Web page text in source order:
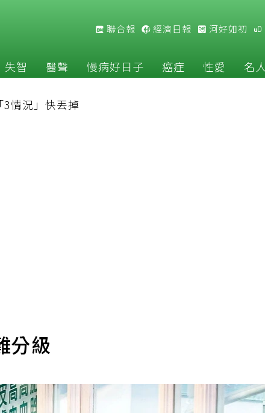
聯合報 經濟日報 河好如初
失智 醫聲 慢病好日子 癌症 性愛 名人
情況」快丟掉
分級